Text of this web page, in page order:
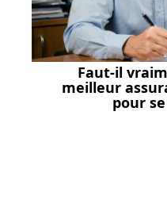
Faut-il
meilleur
pour